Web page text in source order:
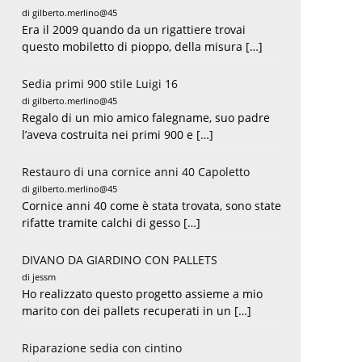
di gilberto.merlino@45
Era il 2009 quando da un rigattiere trovai
questo mobiletto di pioppo, della misura […]
Sedia primi 900 stile Luigi 16
di gilberto.merlino@45
Regalo di un mio amico falegname, suo padre
l’aveva costruita nei primi 900 e […]
Restauro di una cornice anni 40 Capoletto
di gilberto.merlino@45
Cornice anni 40 come è stata trovata, sono state
rifatte tramite calchi di gesso […]
DIVANO DA GIARDINO CON PALLETS
di jessm
Ho realizzato questo progetto assieme a mio
marito con dei pallets recuperati in un […]
Riparazione sedia con cintino